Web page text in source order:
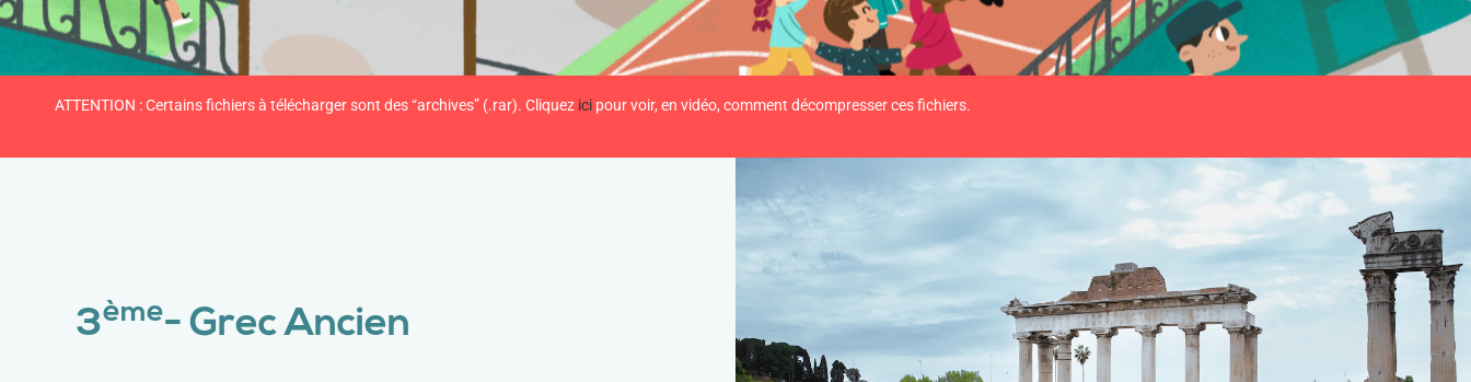
ATTENTION : Certains fichiers à télécharger sont des “archives” (.rar). Cliquez ici pour voir, en vidéo, comment décompresser ces fichiers.
3ème- Grec Ancien